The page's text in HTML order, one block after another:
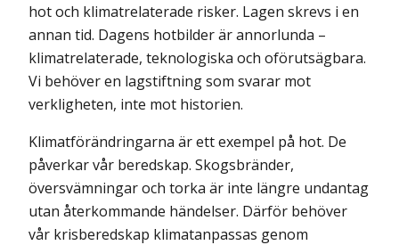
hot och klimatrelaterade risker. Lagen skrevs i en
annan tid. Dagens hotbilder är annor­lunda –
klimatrelaterade, teknologiska och oförutsägbara.
Vi behöver en lagstiftning som svarar mot
verkligheten, inte mot historien.
Klimatförändringarna är ett exempel på hot. De
påverkar vår beredskap. Skogsbränder,
översvämningar och torka är inte längre undantag
utan återkommande händelser. Därför behöver
vår krisberedskap klimat­anpassas genom